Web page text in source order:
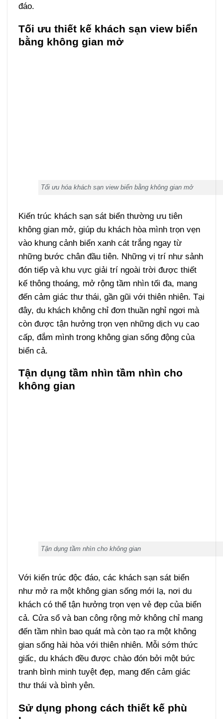
đáo.
Tối ưu thiết kế khách sạn view biển
bằng không gian mở
Tối ưu hóa khách sạn view biển bằng không gian mở
Kiến trúc khách sạn sát biển thường ưu tiên
không gian mở, giúp du khách hòa mình trọn vẹn
vào khung cảnh biển xanh cát trắng ngay từ
những bước chân đầu tiên. Những vị trí như sảnh
đón tiếp và khu vực giải trí ngoài trời được thiết
kế thông thoáng, mở rộng tầm nhìn tối đa, mang
đến cảm giác thư thái, gần gũi với thiên nhiên. Tại
đây, du khách không chỉ đơn thuần nghỉ ngơi mà
còn được tận hưởng trọn vẹn những dịch vụ cao
cấp, đắm mình trong không gian sống động của
biển cả.
Tận dụng tầm nhìn tầm nhìn cho
không gian
Tận dụng tầm nhìn cho không gian
Với kiến trúc độc đáo, các khách sạn sát biển
như mở ra một không gian sống mới lạ, nơi du
khách có thể tận hưởng trọn vẹn vẻ đẹp của biển
cả. Cửa sổ và ban công rộng mở không chỉ mang
đến tầm nhìn bao quát mà còn tạo ra một không
gian sống hài hòa với thiên nhiên. Mỗi sớm thức
giấc, du khách đều được chào đón bởi một bức
tranh bình minh tuyệt đẹp, mang đến cảm giác
thư thái và bình yên.
Sử dụng phong cách thiết kế phù